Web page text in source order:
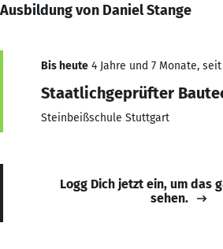
Ausbildung von Daniel Stange
Bis heute 4 Jahre und 7 Monate, seit
Staatlichgeprüfter
Steinbeißschule Stuttgart
Logg Dich jetzt ein, um das
sehen.